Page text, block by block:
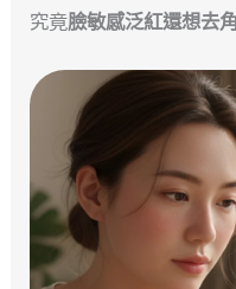
究竟臉敏感泛紅還想去